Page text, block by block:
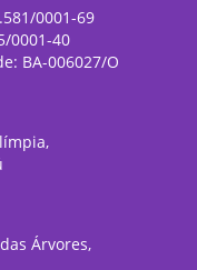
0001-69
0001-40
BA-006027/O
Árvores,